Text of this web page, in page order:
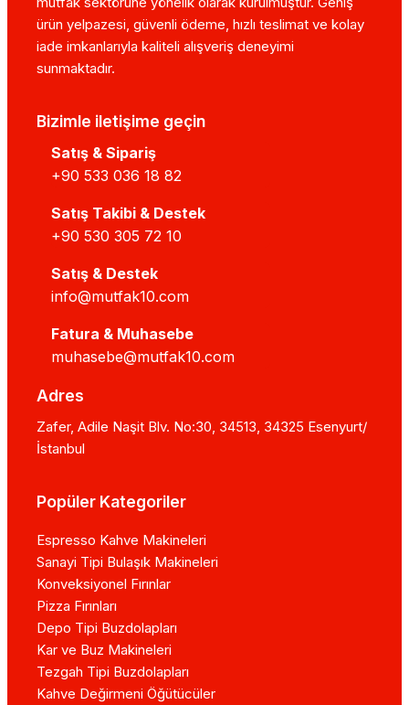
Bosfor
Çağdak Makina
GMG
Boğaziçi
Öztiryakiler
Omis
SGS
Hamur Yoğurma Makinesi
Hamur yoğurma makinesi alırken göz önünde
Motor Gücü:Makinenin performansı büyük
Karıştırma Kapasitesi:
Ses Seviyesi:
Güvenlik Özellikleri:
Boyut ve Tasarım:
Makinenin boyutu, mutfakta
Bu özellikler, hem fonksiyonellik hem de kullanım
H2: Ev Tipi Hamur Yoğurma Makinesi Kaç Watt
Ev tipi hamur yoğurma makineleri, genellikle 800W
Eğer evde daha fazla çeşitli ve yoğun hamur işleri
Hamur Yoğurma Makineleri
ürün yelpazesi, güvenli ödeme, hızlı teslimat ve kolay
iade imkanlarıyla kaliteli alışveriş deneyimi
sunmaktadır.
Bizimle iletişime geçin
Satış & Sipariş
+90 533 036 18 82
Satış Takibi & Destek
+90 530 305 72 10
Satış & Destek
info@mutfak10.com
Fatura & Muhasebe
muhasebe@mutfak10.com
Adres
Zafer, Adile Naşit Blv. No:30, 34513, 34325 Esenyurt/
İstanbul
Popüler Kategoriler
Espresso Kahve Makineleri
Sanayi Tipi Bulaşık Makineleri
Konveksiyonel Fırınlar
Pizza Fırınları
Depo Tipi Buzdolapları
Kar ve Buz Makineleri
Tezgah Tipi Buzdolapları
Kahve Değirmeni Öğütücüler